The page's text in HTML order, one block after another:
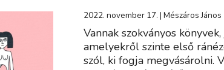
2022. november 17. | Mészáros János
Vannak szokványos
amelyekről szinte első
szól, ki fogja megvásárolni.